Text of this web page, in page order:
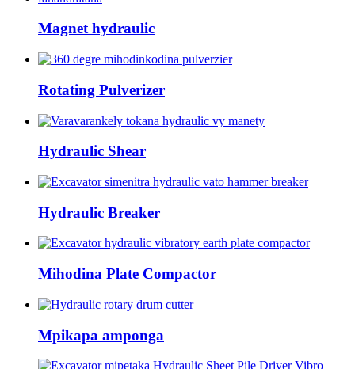
Magnet hydraulic
Rotating Pulverizer
Hydraulic Shear
Hydraulic Breaker
Mihodina Plate Compactor
Mpikapa amponga